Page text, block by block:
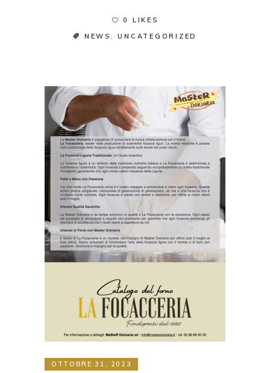
0 LIKES
NEWS ,UNCATEGORIZED
OTTOBRE 31, 2023